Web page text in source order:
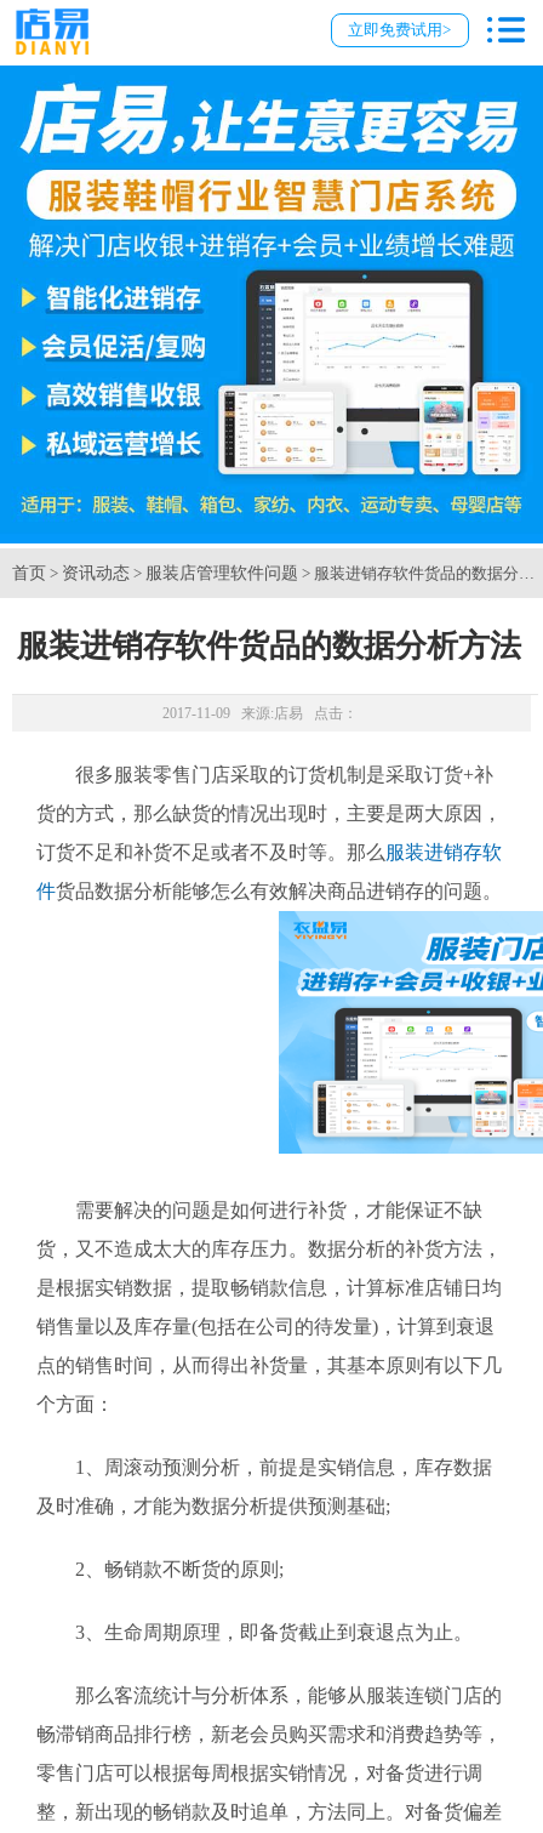
立即免费试用>
首页 > 资讯动态 > 服装店管理软件问题 > 服装进销存软件货品的数据分析
服装进销存软件货品的数据分析方法
2017-11-09 来源:店易 点击：
很多服装零售门店采取的订货机制是采取订货+补
货的方式，那么缺货的情况出现时，主要是两大原因，
订货不足和补货不足或者不及时等。那么 服装进销存软
件货品数据分析能够怎么有效解决商品进销存的问题。
需要解决的问题是如何进行补货，才能保证不缺
货，又不造成太大的库存压力。数据分析的补货方法，
是根据实销数据，提取畅销款信息，计算标准店铺日均
销售量以及库存量(包括在公司的待发量)，计算到衰退
点的销售时间，从而得出补货量，其基本原则有以下几
个方面：
1、周滚动预测分析，前提是实销信息，库存数据
及时准确，才能为数据分析提供预测基础;
2、畅销款不断货的原则;
3、生命周期原理，即备货截止到衰退点为止。
那么客流统计与分析体系，能够从服装连锁门店的
畅滞销商品排行榜，新老会员购买需求和消费趋势等，
零售门店可以根据每周根据实销情况，对备货进行调
整，新出现的畅销款及时追单，方法同上。对备货偏差